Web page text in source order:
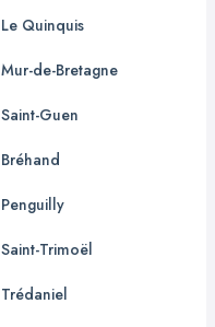
Le Quinquis
Mur-de-Bretagne
Saint-Guen
Bréhand
Penguilly
Saint-Trimoël
Trédaniel